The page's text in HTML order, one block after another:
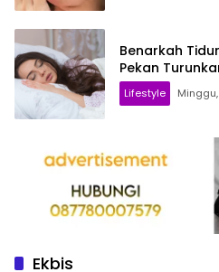
Benarkah
Pekan
Lifestyle
Ekbis